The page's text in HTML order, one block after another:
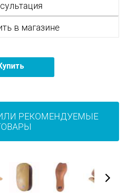
в магазине
РЕКОМЕНДУЕМЫЕ